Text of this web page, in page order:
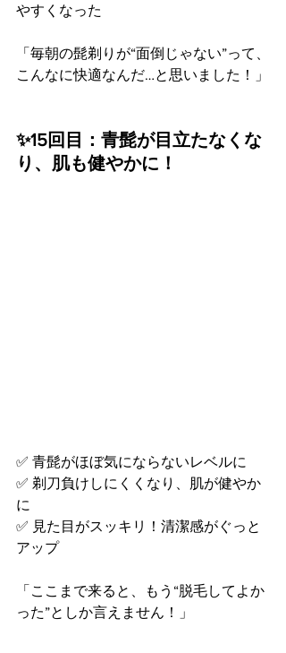
やすくなった
「毎朝の髭剃りが“面倒じゃない”って、
こんなに快適なんだ…と思いました！」
✨15回目：青髭が目立たなくな
り、肌も健やかに！
✅ 青髭がほぼ気にならないレベルに
✅ 剃刀負けしにくくなり、肌が健やか
に
✅ 見た目がスッキリ！清潔感がぐっと
アップ
「ここまで来ると、もう“脱毛してよか
った”としか言えません！」